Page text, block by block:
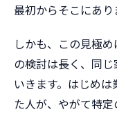
最初からそこにあり
しかも、この見極
の検討は長く、同
いきます。はじめ
た人が、やがて特